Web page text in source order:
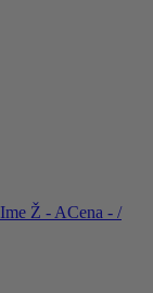
Ime Ž - ACena - /